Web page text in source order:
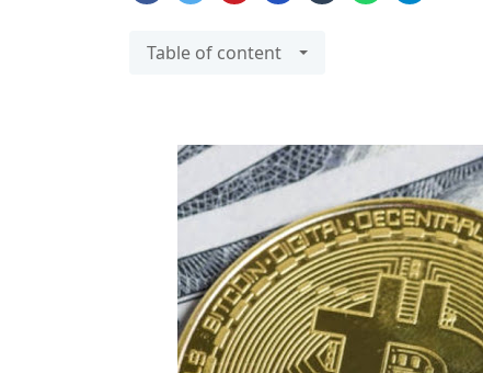
Table of content